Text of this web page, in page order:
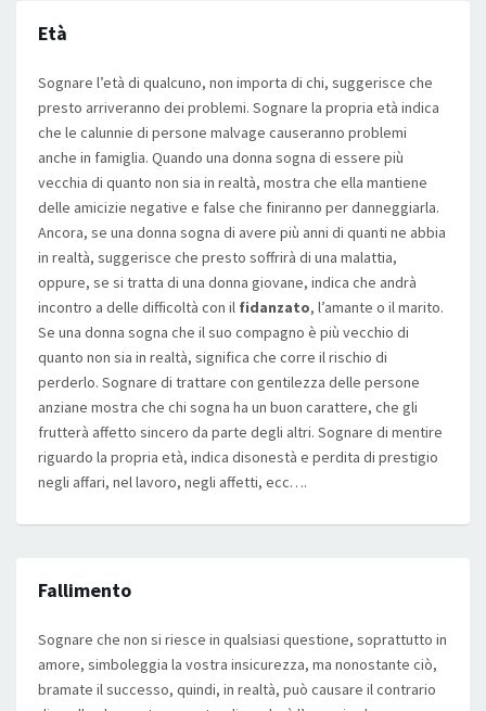
Età
Sognare l’età di qualcuno, non importa di chi, suggerisce che
presto arriveranno dei problemi. Sognare la propria età indica
che le calunnie di persone malvage causeranno problemi
anche in famiglia. Quando una donna sogna di essere più
vecchia di quanto non sia in realtà, mostra che ella mantiene
delle amicizie negative e false che finiranno per danneggiarla.
Ancora, se una donna sogna di avere più anni di quanti ne abbia
in realtà, suggerisce che presto soffrirà di una malattia,
oppure, se si tratta di una donna giovane, indica che andrà
incontro a delle difficoltà con il fidanzato, l’amante o il marito.
Se una donna sogna che il suo compagno è più vecchio di
quanto non sia in realtà, significa che corre il rischio di
perderlo. Sognare di trattare con gentilezza delle persone
anziane mostra che chi sogna ha un buon carattere, che gli
frutterà affetto sincero da parte degli altri. Sognare di mentire
riguardo la propria età, indica disonestà e perdita di prestigio
negli affari, nel lavoro, negli affetti, ecc….
Fallimento
Sognare che non si riesce in qualsiasi questione, soprattutto in
amore, simboleggia la vostra insicurezza, ma nonostante ciò,
bramate il successo, quindi, in realtà, può causare il contrario